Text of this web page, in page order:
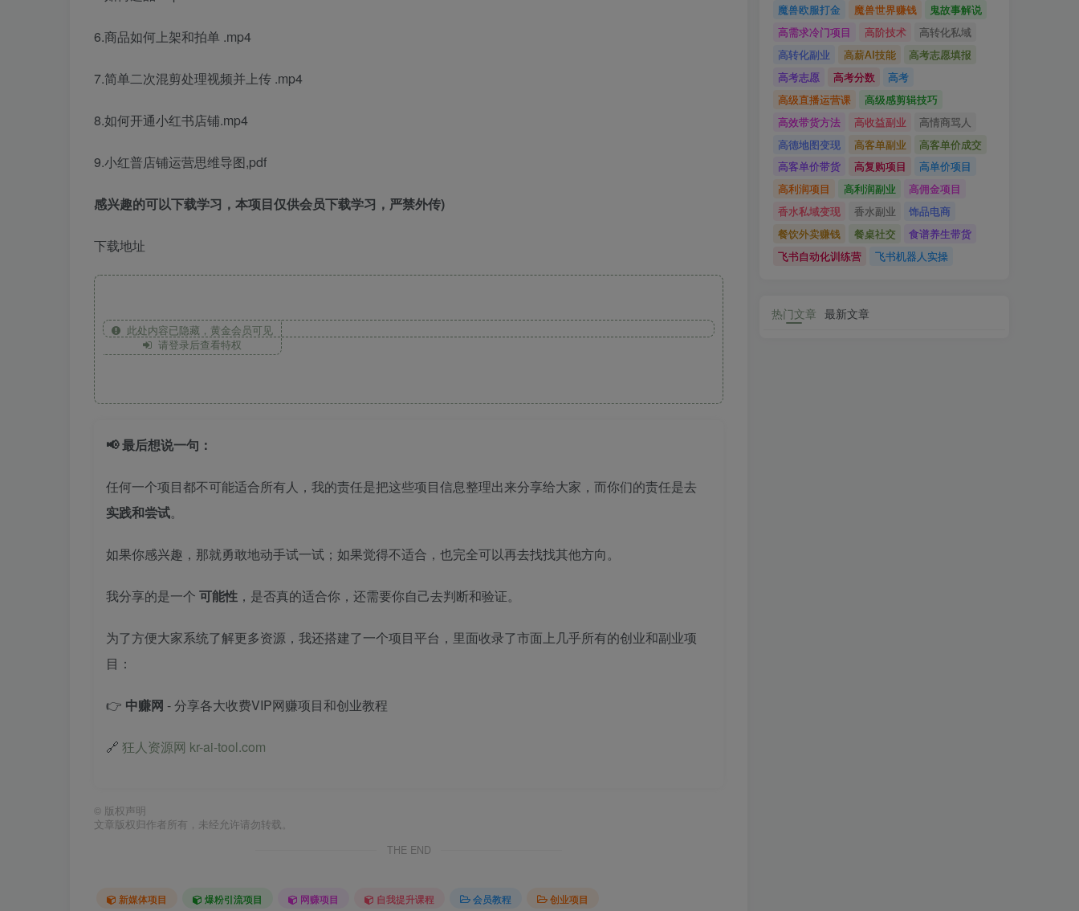
6.商品如何上架和拍单 .mp4
7.简单二次混剪处理视频并上传 .mp4
8.如何开通小红书店铺.mp4
9.小红普店铺运营思维导图,pdf
感兴趣的可以下载学习，本项目仅供会员下载学习，严禁外传)
下载地址
此处内容已隐藏，黄金会员可见
请登录后查看特权
📢 最后想说一句：
任何一个项目都不可能适合所有人，我的责任是把这些项目信息整理出来分享给大家，而你们的责任是去
实践和尝试。
如果你感兴趣，那就勇敢地动手试一试；如果觉得不适合，也完全可以再去找找其他方向。
我分享的是一个 可能性 ，是否真的适合你，还需要你自己去判断和验证。
为了方便大家系统了解更多资源，我还搭建了一个项目平台，里面收录了市面上几乎所有的创业和副业项
目：
👉 中赚网 - 分享各大收费VIP网赚项目和创业教程
🔗 狂人资源网 kr-ai-tool.com
© 版权声明
文章版权归作者所有，未经允许请勿转载。
THE END
新媒体项目 爆粉引流项目 网赚项目 自我提升课程 会员教程
创业项目
魔兽欧服打金
魔兽世界赚钱
鬼故事解说
高需求冷门项目
高阶技术
高转化私域
高转化副业
高薪AI技能
高考志愿填报
高考志愿
高考分数
高考
高级直播运营课
高级感剪辑技巧
高效带货方法
高收益副业
高情商骂人
高德地图变现
高客单副业
高客单价成交
高客单价带货
高复购项目
高单价项目
高利润项目
高利润副业
高佣金项目
香水私域变现
香水副业
饰品电商
餐饮外卖赚钱
餐桌社交
食谱养生带货
飞书自动化训练营
飞书机器人实操
热门文章 最新文章